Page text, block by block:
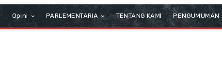
Opini PARLEMENTARIA TENTANG KAMI PENGUMUMAN